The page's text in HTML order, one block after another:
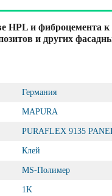
HPL и фиброцемента
и других
Германия
MAPURA
PURAFLEX 9135
Клей
MS-Полимер
1K